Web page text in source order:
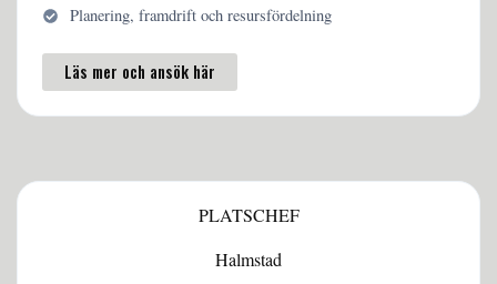
Planering, framdrift och resursfördelning
Läs mer och ansök här
PLATSCHEF
Halmstad